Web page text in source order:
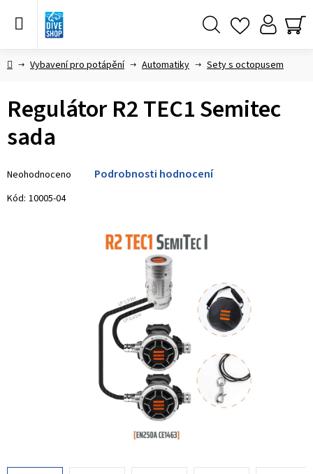
DomůVybavení pro potápění Automatiky Sety s octopusem
Regulátor R2 TEC1 Semitec
sada
hodnocení
produktu
Neohodnoceno Podrobnosti hodnocení
Kód: 10005-04